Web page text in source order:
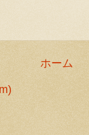
ホーム